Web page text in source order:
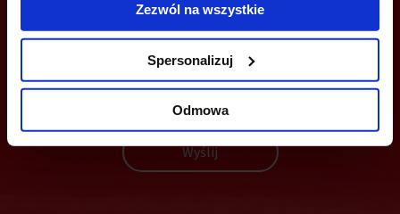
Zezwól na wszystkie
Spersonalizuj
Odmowa
Wyślij